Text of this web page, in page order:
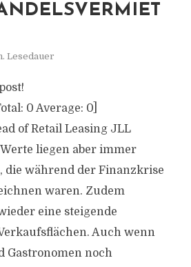
Lesedauer
0 Average: 0]
of Retail Leasing JLL
Werte liegen aber immer
die während der Finanzkrise
waren. Zudem
eine steigende
Auch wenn
Gastronomen noch